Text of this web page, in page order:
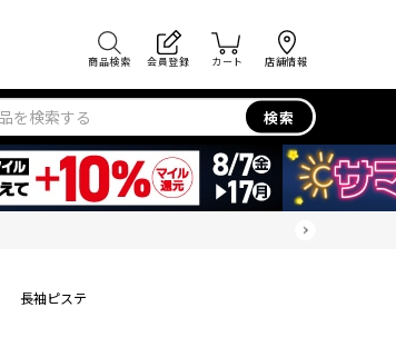
商品検索 会員登録 カート 店舗情報
検索
長袖ピステ